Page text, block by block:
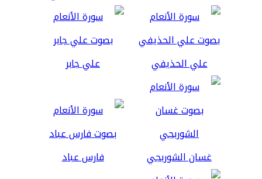
علي الحذيفي علي جابر
غسان الشوربجي فارس عباد